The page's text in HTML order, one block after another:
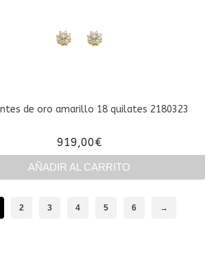
de oro amarillo 18 quilates 2180323
919,00€
AÑADIR AL CARRITO
2 3 4 5 6 →